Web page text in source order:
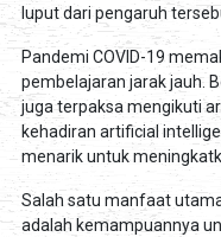
luput dari pengaruh
Pandemi COVID-19
pembelajaran jarak jauh.
juga terpaksa mengikuti
kehadiran artificial
menarik untuk
Salah satu manfaat
adalah kemampuannya